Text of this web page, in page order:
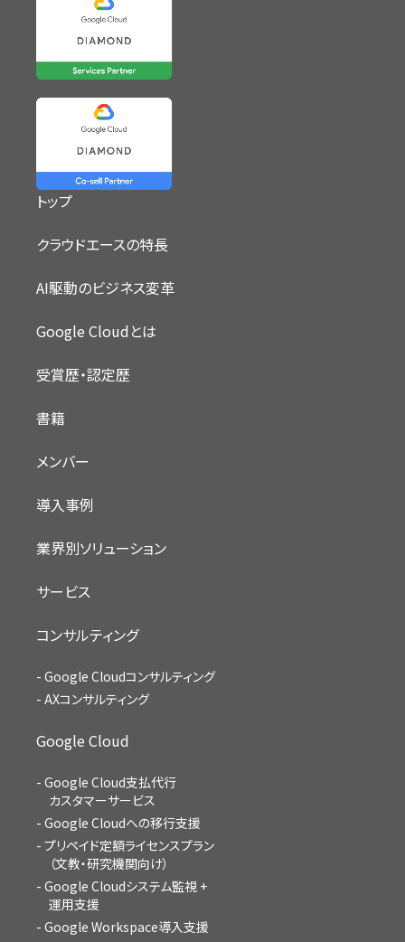
トップ
クラウドエースの特長
AI駆動のビジネス変革
Google Cloudとは
受賞歴・認定歴
書籍
メンバー
導入事例
業界別ソリューション
サービス
コンサルティング
Google Cloudコンサルティング
AXコンサルティング
Google Cloud
Google Cloud支払代行
カスタマーサービス
Google Cloudへの移行支援
プリペイド定額ライセンスプラン
（文教・研究機関向け）
Google Cloudシステム監視 +
運用支援
Google Workspace導入支援